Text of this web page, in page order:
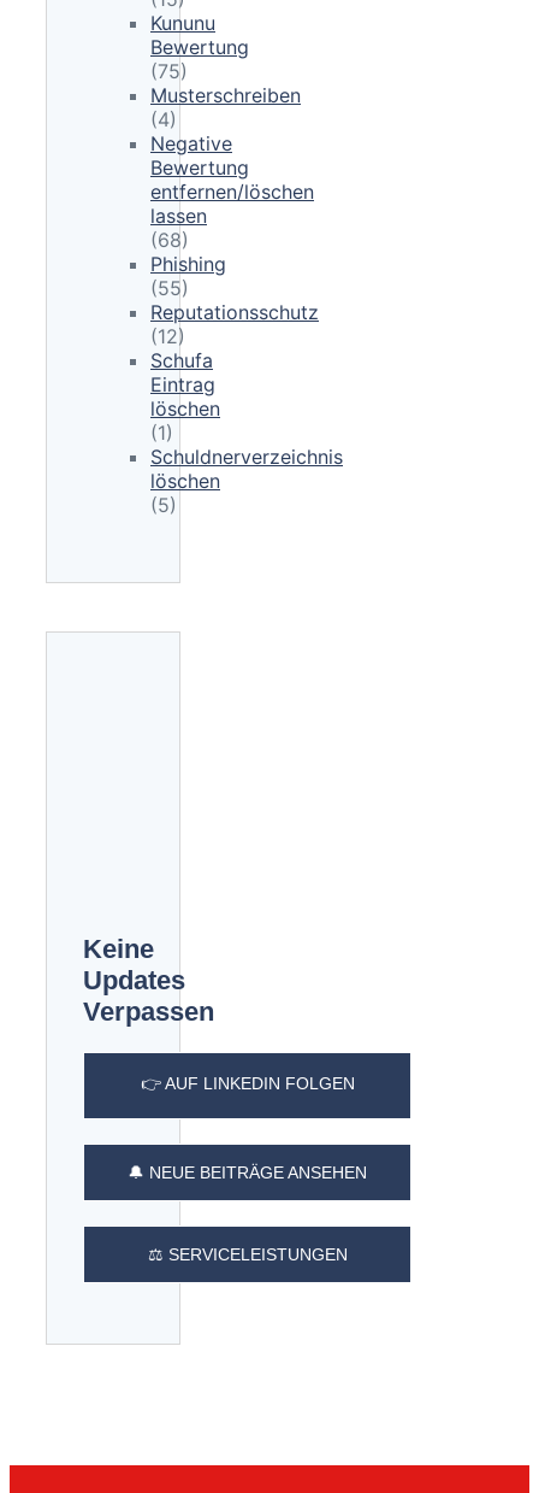
Kununu
Bewertung
(75)
Musterschreiben
(4)
Negative
Bewertung
entfernen/löschen
lassen
(68)
Phishing
(55)
Reputationsschutz
(12)
Schufa
Eintrag
löschen
(1)
Schuldnerverzeichnis
löschen
(5)
Keine
Updates
Verpassen
👉 AUF LINKEDIN FOLGEN
🔔 NEUE BEITRÄGE ANSEHEN
⚖️ SERVICELEISTUNGEN